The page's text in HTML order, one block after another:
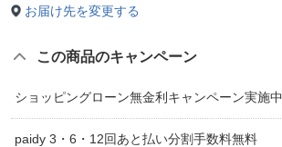
お届け先を変更する
この商品のキャンペーン
ショッピングローン無金利キャンペーン実施中
paidy 3・6・12回あと払い分割手数料無料